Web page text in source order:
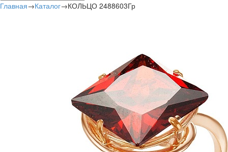
Главная→Каталог→КОЛЬЦО 2488603Гр